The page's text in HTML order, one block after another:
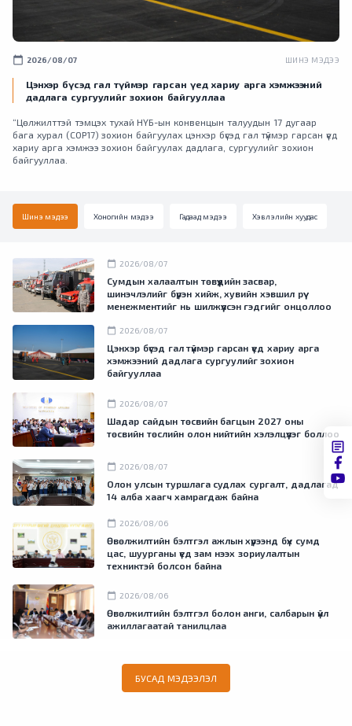
calendar_today 2026/08/07 ШИНЭ МЭДЭЭ
Цэнхэр бүсэд гал түймэр гарсан үед хариу арга хэмжээний
дадлага сургуулийг зохион байгууллаа
“Цөлжилттэй тэмцэх тухай НҮБ-ын конвенцын талуудын 17 дугаар
бага хурал (COP17) зохион байгуулах цэнхэр бүсэд гал түймэр гарсан үед
хариу арга хэмжээ зохион байгуулах дадлага, сургуулийг зохион
байгууллаа.
Шинэ мэдээ Хоногийн мэдээ Гадаад мэдээ Хэвлэлийн хуудас
calendar_today 2026/08/07
Сумдын халаалтын төвүүдийн засвар,
шинэчлэлийг бүрэн хийж, хувийн хэвшил рүү
менежментийг нь шилжүүлсэн гэдгийг онцоллоо
calendar_today 2026/08/07
Цэнхэр бүсэд гал түймэр гарсан үед хариу арга
хэмжээний дадлага сургуулийг зохион
байгууллаа
calendar_today 2026/08/07
Шадар сайдын төсвийн багцын 2027 оны
төсвийн төслийн олон нийтийн хэлэлцүүлэг боллоо
calendar_today 2026/08/07
Олон улсын туршлага судлах сургалт, дадлагад
14 алба хаагч хамрагдаж байна
calendar_today 2026/08/06
Өвөлжилтийн бэлтгэл ажлын хүрээнд бүх сумд
цас, шуурганы үед зам нээх зориулалтын
техниктэй болсон байна
calendar_today 2026/08/06
Өвөлжилтийн бэлтгэл болон анги, салбарын үйл
ажиллагаатай танилцлаа
БУСАД МЭДЭЭЛЭЛ